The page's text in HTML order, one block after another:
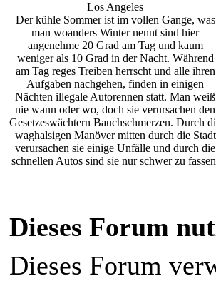
Los Angeles
Der kühle Sommer ist im vollen Gange, was
man woanders Winter nennt sind hier
angenehme 20 Grad am Tag und kaum
weniger als 10 Grad in der Nacht. Während
am Tag reges Treiben herrscht und alle ihren
Aufgaben nachgehen, finden in einigen
Nächten illegale Autorennen statt. Man weiß
nie wann oder wo, doch sie verursachen den
Gesetzeswächtern Bauchschmerzen. Durch
waghalsigen Manöver mitten durch die Stadt
verursachen sie einige Unfälle und durch die
schnellen Autos sind sie nur schwer zu
Dieses Forum
Dieses Forum